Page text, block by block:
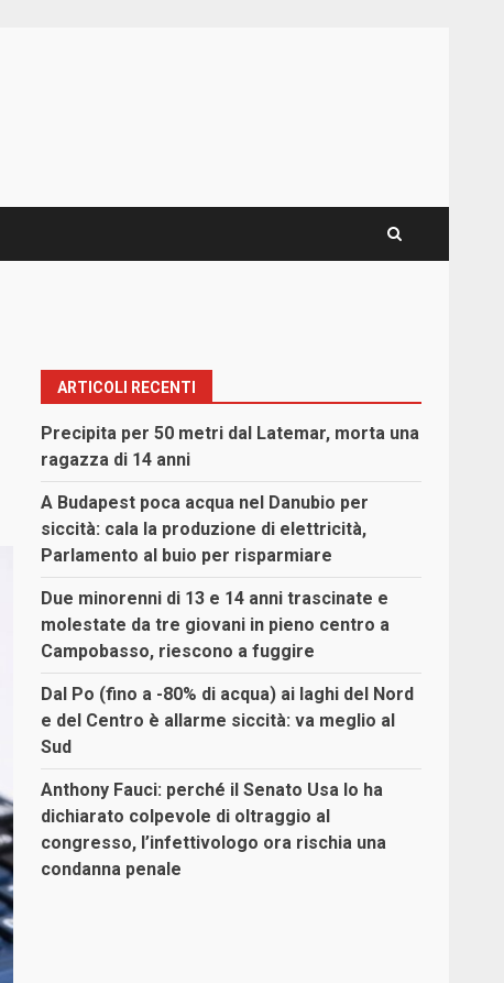
ARTICOLI RECENTI
Precipita per 50 metri dal Latemar, morta una
ragazza di 14 anni
A Budapest poca acqua nel Danubio per
siccità: cala la produzione di elettricità,
Parlamento al buio per risparmiare
Due minorenni di 13 e 14 anni trascinate e
molestate da tre giovani in pieno centro a
Campobasso, riescono a fuggire
Dal Po (fino a -80% di acqua) ai laghi del Nord
e del Centro è allarme siccità: va meglio al
Sud
Anthony Fauci: perché il Senato Usa lo ha
dichiarato colpevole di oltraggio al
congresso, l’infettivologo ora rischia una
condanna penale